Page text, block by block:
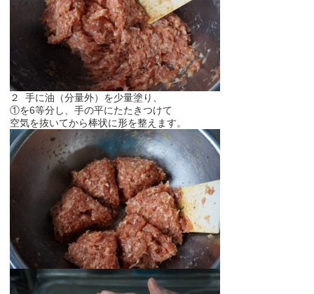
２ 手に油（分量外）を少量塗り、
①を6等分し、手の平にたたきつけて
空気を抜いてから棒状に形を整えます。